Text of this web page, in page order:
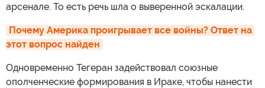
арсенале. То есть речь шла о выверенной эскалации.
Почему Америка проигрывает все войны? Ответ на
этот вопрос найден
Одновременно Тегеран задействовал союзные
ополченческие формирования в Ираке, чтобы нанести